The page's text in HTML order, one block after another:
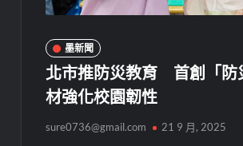
墨新聞
北市推防災教育 首創「防
材強化校園韌性
sure0736@gmail.com 21 9 月, 2025